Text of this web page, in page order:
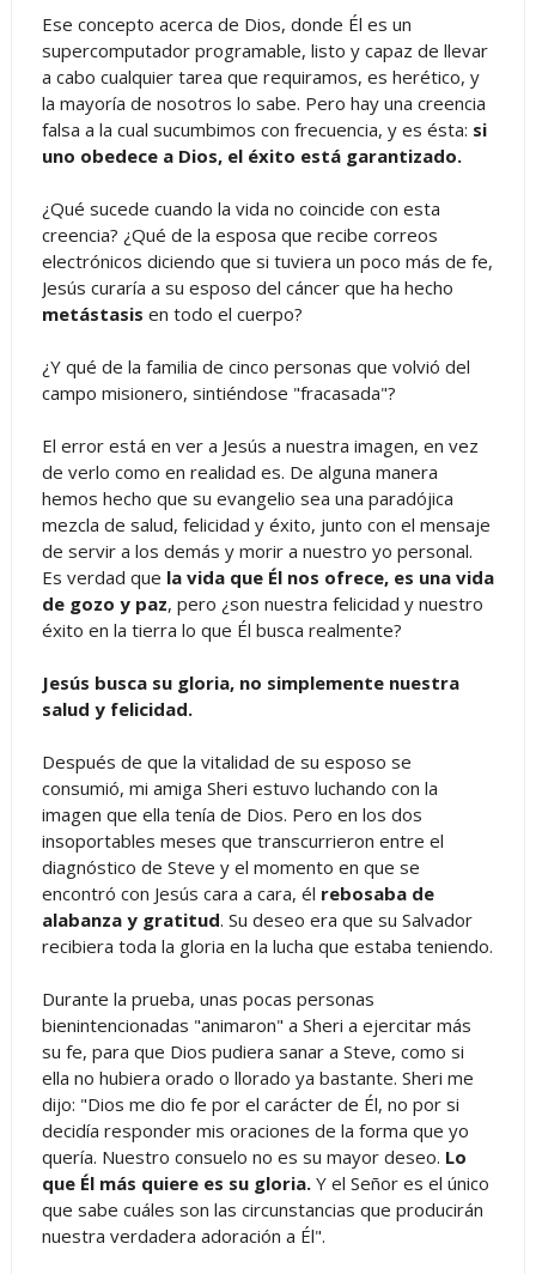
Ese concepto acerca de Dios, donde Él es un
supercomputador programable, listo y capaz de llevar
a cabo cualquier tarea que requiramos, es herético, y
la mayoría de nosotros lo sabe. Pero hay una creencia
falsa a la cual sucumbimos con frecuencia, y es ésta: si
uno obedece a Dios, el éxito está garantizado.
¿Qué sucede cuando la vida no coincide con esta
creencia? ¿Qué de la esposa que recibe correos
electrónicos diciendo que si tuviera un poco más de fe,
Jesús curaría a su esposo del cáncer que ha hecho
metástasis en todo el cuerpo?
¿Y qué de la familia de cinco personas que volvió del
campo misionero, sintiéndose "fracasada"?
El error está en ver a Jesús a nuestra imagen, en vez
de verlo como en realidad es. De alguna manera
hemos hecho que su evangelio sea una paradójica
mezcla de salud, felicidad y éxito, junto con el mensaje
de servir a los demás y morir a nuestro yo personal.
Es verdad que la vida que Él nos ofrece, es una vida
de gozo y paz, pero ¿son nuestra felicidad y nuestro
éxito en la tierra lo que Él busca realmente?
Jesús busca su gloria, no simplemente nuestra
salud y felicidad.
Después de que la vitalidad de su esposo se
consumió, mi amiga Sheri estuvo luchando con la
imagen que ella tenía de Dios. Pero en los dos
insoportables meses que transcurrieron entre el
diagnóstico de Steve y el momento en que se
encontró con Jesús cara a cara, él rebosaba de
alabanza y gratitud. Su deseo era que su Salvador
recibiera toda la gloria en la lucha que estaba teniendo.
Durante la prueba, unas pocas personas
bienintencionadas "animaron" a Sheri a ejercitar más
su fe, para que Dios pudiera sanar a Steve, como si
ella no hubiera orado o llorado ya bastante. Sheri me
dijo: "Dios me dio fe por el carácter de Él, no por si
decidía responder mis oraciones de la forma que yo
quería. Nuestro consuelo no es su mayor deseo. Lo
que Él más quiere es su gloria.Y el Señor es el único
que sabe cuáles son las circunstancias que producirán
nuestra verdadera adoración a Él".